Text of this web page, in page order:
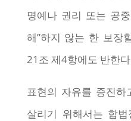
명예나 권리 또는 공
해”하지 않는 한 보장
21조 제4항에도 반한
표현의 자유를 증진
살리기 위해서는 합